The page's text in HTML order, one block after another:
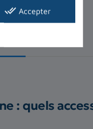
: quels
done_all Accepter